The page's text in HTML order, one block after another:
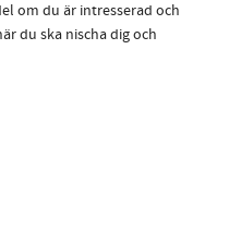
om du är intresserad och
du ska nischa dig och